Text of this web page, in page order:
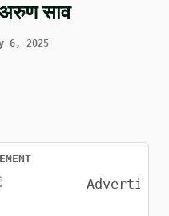
साव
6, 2025